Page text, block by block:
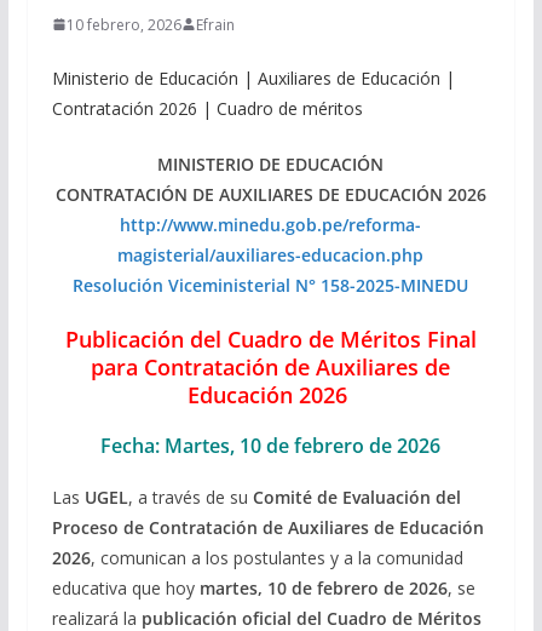
10 febrero, 2026 Efrain
Ministerio de Educación | Auxiliares de Educación |
Contratación 2026 | Cuadro de méritos
MINISTERIO DE EDUCACIÓN
CONTRATACIÓN DE AUXILIARES DE EDUCACIÓN 2026
http://www.minedu.gob.pe/reforma-
magisterial/auxiliares-educacion.php
Resolución Viceministerial N° 158-2025-MINEDU
Publicación del Cuadro de Méritos Final
para Contratación de Auxiliares de
Educación 2026
Fecha: Martes, 10 de febrero de 2026
Las UGEL, a través de su Comité de Evaluación del
Proceso de Contratación de Auxiliares de Educación
2026, comunican a los postulantes y a la comunidad
educativa que hoy martes, 10 de febrero de 2026, se
realizará la publicación oficial del Cuadro de Méritos